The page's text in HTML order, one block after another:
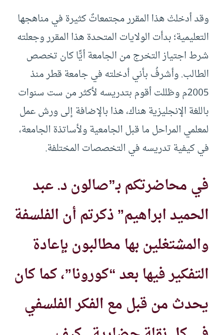
وقد أدخلتْ هذا المقرر مجتمعاتٌ كثيرة في مناهجها
التعليمية؛ بدأت الولايات المتحدة هذا المقرر وجعلته
شرط اجتياز التخرج من الجامعة أيًّا كان تخصص
الطالب. وأشرفُ بأني أدخلته في جامعة قطر منذ
2005م وظللت أقوم بتدريسه لأكثر من ست سنوات
باللغة الإنجليزية هناك، هذا بالإضافة إلى ورش عمل
لمعلمي المراحل ما قبل الجامعية ولأساتذة الجامعة،
في كيفية تدريسه في التخصصات المختلفة.
في محاضرتكم بـ”صالون د. عبد
الحميد ابراهيم” ذكرتم أن الفلسفة
والمشتغلين بها مطالبون بإعادة
التفكير فيها بعد “كورونا”، كما كان
يحدث من قبل مع الفكر الفلسفي